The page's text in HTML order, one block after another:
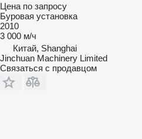
Цена по запросу
Буровая установка
2010
3 000 м/ч
Китай, Shanghai
Jinchuan Machinery Limited
Связаться с продавцом